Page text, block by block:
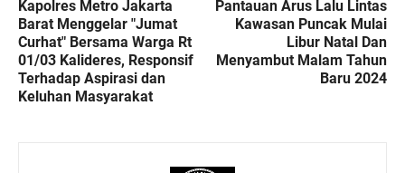
Kapolres Metro Jakarta
Barat Menggelar "Jumat
Curhat" Bersama Warga Rt
01/03 Kalideres, Responsif
Terhadap Aspirasi dan
Keluhan Masyarakat
Pantauan Arus Lalu Lintas
Kawasan Puncak Mulai
Libur Natal Dan
Menyambut Malam Tahun
Baru 2024